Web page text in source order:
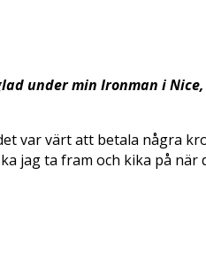
under min Ironman i
var värt att betala några
jag ta fram och kika på